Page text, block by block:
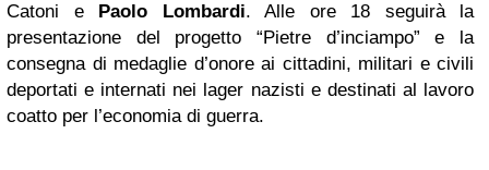
Catoni e Paolo Lombardi. Alle ore 18 seguirà la
presentazione del progetto “Pietre d’inciampo” e la
consegna di medaglie d’onore ai cittadini, militari e civili
deportati e internati nei lager nazisti e destinati al lavoro
coatto per l’economia di guerra.